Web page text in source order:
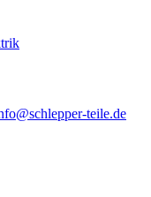
teile.de